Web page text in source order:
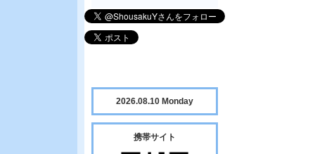
2026.08.10 Monday
携帯サイト